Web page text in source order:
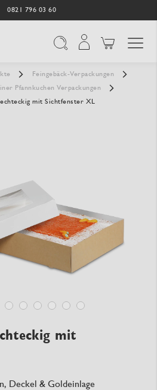
0821 796 03 60
Feingebäck-Verpackungen
Pfannkuchen Verpackungen
mit Sichtfenster XL
mit
Deckel & Goldeinlage